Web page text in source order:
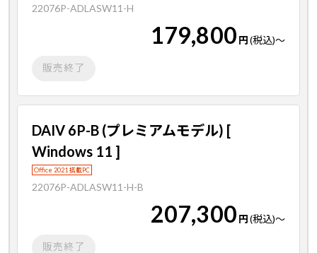
22076P-ADLASW11-H
179,800 円(税込)～
販売終了
DAIV 6P-B (プレミアムモデル) [
Windows 11 ]
Office 2021 搭載PC
22076P-ADLASW11-H-B
207,300 円(税込)～
販売終了